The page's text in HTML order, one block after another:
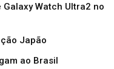
Watch Ultra2 no
Japão
ao Brasil